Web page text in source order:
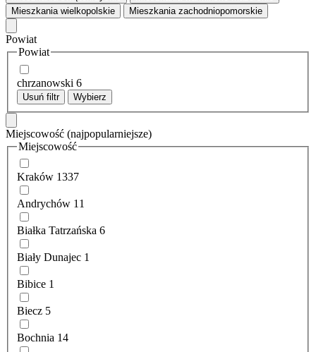
Mieszkania wielkopolskie
Mieszkania zachodniopomorskie
Powiat
Powiat
chrzanowski 6
Usuń filtr Wybierz
Miejscowość (najpopularniejsze)
Miejscowość
Kraków 1337
Andrychów 11
Białka Tatrzańska 6
Biały Dunajec 1
Bibice 1
Biecz 5
Bochnia 14